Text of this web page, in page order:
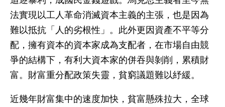
法實現以工人革命消滅資本主義的主張，也是因為
難以抵抗「人的劣根性」。此外更因資產不平等分
配，擁有資本的資本家成為支配者，在市場自由競
爭的結構下，有利大資本家的併吞與剝削，累積財
富。財富重分配政策失靈，貧窮議題難以紓緩。
近幾年財富集中的速度加快，貧富懸殊拉大，全球